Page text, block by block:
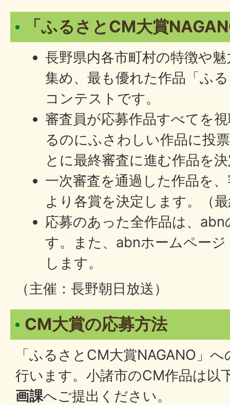
「ふるさとCM大賞
長野県内各市町村の特徴や
集め、最も優れた作品「ふ
コンテストです。
審査員が応募作品すべてを
るのにふさわしい作品に投
とに最終審査に進む作品を
一次審査を通過した作品を
より各賞を決定します。（
応募のあった全作品は、
す。また、abnホームペー
します。
（主催：長野朝日放送）
CM大賞の応募方法
「ふるさとCM大賞NAGANO」
行います。小諸市のCM作品は以
画課へご提出ください。